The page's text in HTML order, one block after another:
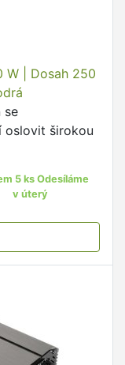
W | Dosah 250
se
oslovit širokou
5 ks Odesíláme
v úterý